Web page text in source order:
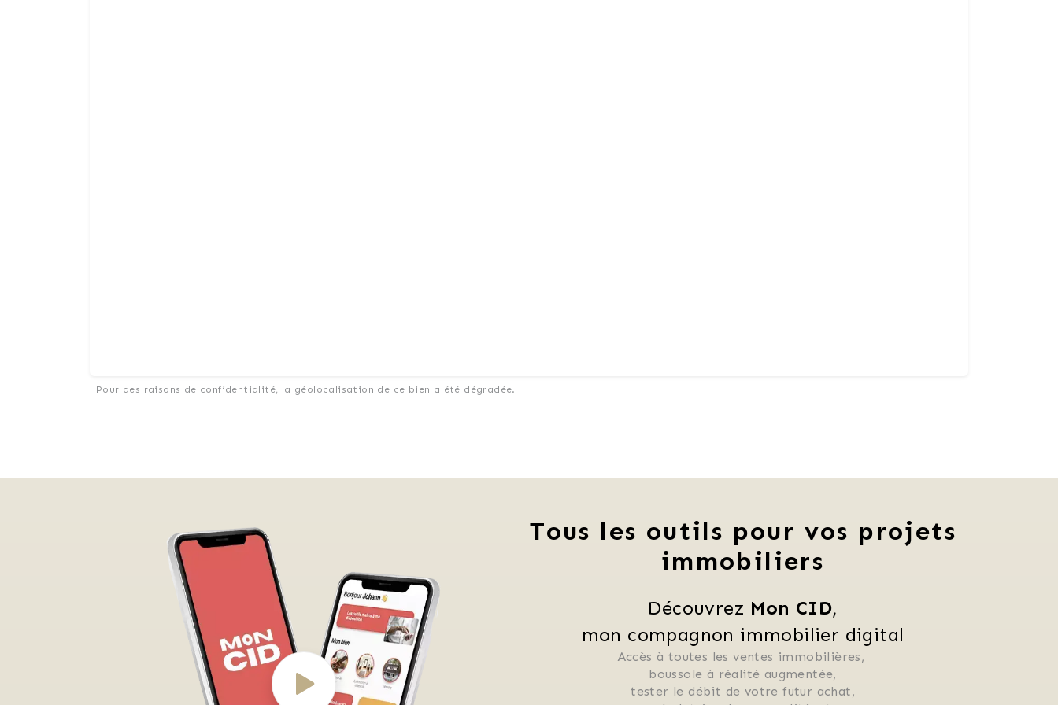
Pour des raisons de confidentialité, la géolocalisation de ce bien a été dégradée.
Tous les outils pour vos projets
immobiliers
Découvrez Mon CID,
mon compagnon immobilier digital
Accès à toutes les ventes immobilières,
boussole à réalité augmentée,
tester le débit de votre futur achat,